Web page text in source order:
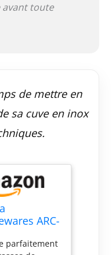
toute
de mettre en
sa cuve en inox
ARC-
acier
parfaitement